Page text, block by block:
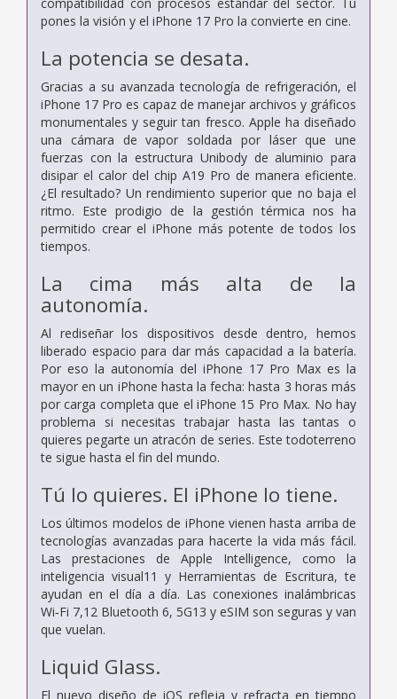
pones la visión y el iPhone 17 Pro la convierte en cine.
La potencia se desata.
Gracias a su avanzada tecnología de refrigeración, el
iPhone 17 Pro es capaz de manejar archivos y gráficos
monumentales y seguir tan fresco. Apple ha diseñado
una cámara de vapor soldada por láser que une
fuerzas con la estructura Unibody de aluminio para
disipar el calor del chip A19 Pro de manera eficiente.
¿El resultado? Un rendimiento superior que no baja el
ritmo. Este prodigio de la gestión térmica nos ha
permitido crear el iPhone más potente de todos los
tiempos.
La cima más alta de la
autonomía.
Al rediseñar los dispositivos desde dentro, hemos
liberado espacio para dar más capacidad a la batería.
Por eso la autonomía del iPhone 17 Pro Max es la
mayor en un iPhone hasta la fecha: hasta 3 horas más
por carga completa que el iPhone 15 Pro Max. No hay
problema si necesitas trabajar hasta las tantas o
quieres pegarte un atracón de series. Este todoterreno
te sigue hasta el fin del mundo.
Tú lo quieres. El iPhone lo tiene.
Los últimos modelos de iPhone vienen hasta arriba de
tecnologías avanzadas para hacerte la vida más fácil.
Las prestaciones de Apple Intelligence, como la
inteligencia visual11 y Herramientas de Escritura, te
ayudan en el día a día. Las conexiones inalámbricas
Wi‑Fi 7,12 Bluetooth 6, 5G13 y eSIM son seguras y van
que vuelan.
Liquid Glass.
El nuevo diseño de iOS refleja y refracta en tiempo